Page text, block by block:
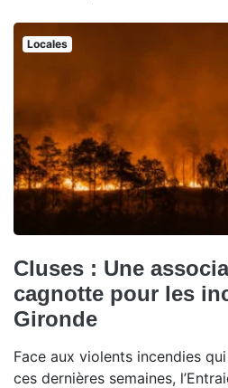
Locales
Cluses : Une
cagnotte pour les
Gironde
Face aux violents incendies
ces dernières semaines,